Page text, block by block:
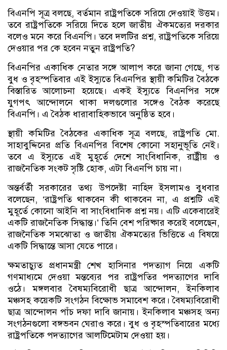
বিএনপি সূত্র বলছে, বর্তমান রাষ্ট্রপতিকে সরিয়ে দেওয়াই উত্তম।
তবে রাষ্ট্রপতিকে সরিয়ে দিতে হলে জাতীয় ঐকমত্যের দরকার
বলেও মনে করে বিএনপি। তবে দলটির প্রশ্ন, রাষ্ট্রপতিকে সরিয়ে
দেওয়ার পর কে হবেন নতুন রাষ্ট্রপতি?
বিএনপির একাধিক নেতার সঙ্গে আলাপ করে জানা গেছে, গত
বুধ ও বৃহস্পতিবার এই ইস্যুতে বিএনপির স্থায়ী কমিটির বৈঠকে
বিস্তারিত আলোচনা হয়েছে। একই ইস্যুতে বিএনপির সঙ্গে
যুগপৎ আন্দোলনে থাকা দলগুলোর সঙ্গেও বৈঠক করেছে
বিএনপি। এ বৈঠক ধারাবাহিকভাবে অনুষ্ঠিত হবে।
স্থায়ী কমিটির বৈঠকের একাধিক সূত্র বলছে, রাষ্ট্রপতি মো.
সাহাবুদ্দিনের প্রতি বিএনপির বিশেষ কোনো সহানুভূতি নেই।
তবে এ ইস্যুতে এই মুহূর্তে দেশে সাংবিধানিক, রাষ্ট্রীয় ও
রাজনৈতিক সংকট সৃষ্টি হোক, এটা বিএনপি চায় না।
অন্তর্বর্তী সরকারের তথ্য উপদেষ্টা নাহিদ ইসলামও বুধবার
বলেছেন, ‘রাষ্ট্রপতি থাকবেন কী থাকবেন না, এ প্রশ্নটি এই
মুহূর্তে কোনো আইনি বা সাংবিধানিক প্রশ্ন নয়। এটি একেবারেই
একটি রাজনৈতিক সিদ্ধান্ত।’ তিনি বেশ পরিষ্কার করেই বলেছেন,
রাজনৈতিক সমঝোতা ও জাতীয় ঐকমত্যের ভিত্তিতে এ বিষয়ে
একটি সিদ্ধান্তে আসা যেতে পারে।
ক্ষমতাচ্যুত প্রধানমন্ত্রী শেখ হাসিনার পদত্যাগ নিয়ে একটি
গণমাধ্যমে দেওয়া মন্তব্যের পর রাষ্ট্রপতির পদত্যাগের দাবি
ওঠে। মঙ্গলবার বৈষম্যবিরোধী ছাত্র আন্দোলন, ইনকিলাব
মঞ্চসহ কয়েকটি সংগঠন বিক্ষোভ সমাবেশ করে। বৈষম্যবিরোধী
ছাত্র আন্দোলন পাঁচ দফা দাবি জানায়। ইনকিলাব মঞ্চসহ অন্য
সংগঠনগুলো বঙ্গভবন ঘেরাও করে। বুধ ও বৃহস্পতিবারের মধ্যে
রাষ্ট্রপতিকে পদত্যাগের আলটিমেটাম দেওয়া হয়।